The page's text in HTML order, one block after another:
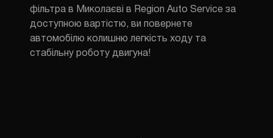
фільтра в Миколаєві в Region Auto Service за
доступною вартістю, ви повернете
автомобілю колишню легкість ходу та
стабільну роботу двигуна!